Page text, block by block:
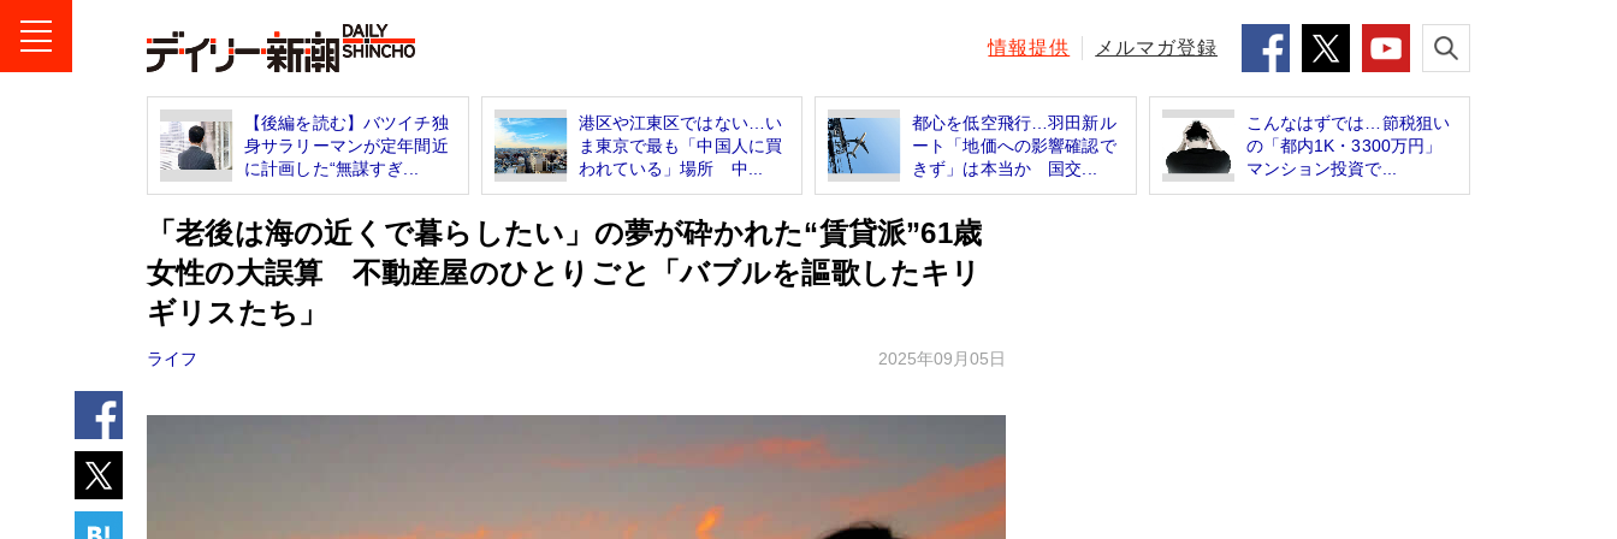
情報提供 メルマガ登録
【後編を読む】バツイチ独
身サラリーマンが定年間近
に計画した“無謀すぎ...
港区や江東区ではない…い
ま東京で最も「中国人に買
われている」場所 中...
都心を低空飛行…羽田新ル
ート「地価への影響確認で
きず」は本当か 国交...
こんなはずでは…節税狙い
の「都内1K・3300万円」
マンション投資で...
「老後は海の近くで暮らしたい」の夢が砕かれた“賃貸派”61歳
女性の大誤算 不動産屋のひとりごと「バブルを謳歌したキリ
ギリスたち」
ライフ 2025年09月05日